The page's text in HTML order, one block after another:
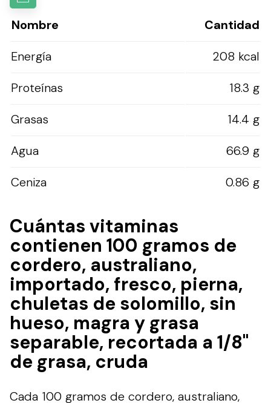
Nombre
Cantidad
Energía
208 kcal
Proteínas
18.3 g
Grasas
14.4 g
Agua
66.9 g
Ceniza
0.86 g
Cuántas vitaminas
contienen 100 gramos de
cordero, australiano,
importado, fresco, pierna,
chuletas de solomillo, sin
hueso, magra y grasa
separable, recortada a 1/8"
de grasa, cruda
Cada 100 gramos de cordero, australiano,